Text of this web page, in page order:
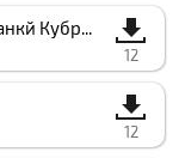
Кроне (Риптор Ремиx) (Феат. Франкй Кубриcк, Мое Митчелл &амп; Амарис)
12
12